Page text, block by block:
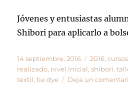
Jóvenes y entusiastas
Shibori para aplicarlo a
Publicado
el
14 septiembre, 2016 Categorías
2016,
realizado, nivel inicial,shibori,
textil,tie dye Deja un